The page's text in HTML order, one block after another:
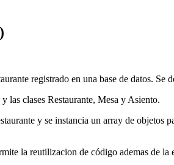
registrado en una base de datos. Se
las clases Restaurante, Mesa y Asiento.
y se instancia un array de objetos
la reutilizacion de código ademas de